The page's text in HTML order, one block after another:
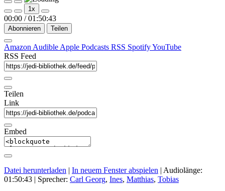
Play
Episode
Pause
Episode
1x
00:00 / 01:50:43
Abonnieren Teilen
Amazon Audible Apple Podcasts RSS SpotifyYouTube
RSS Feed
Teilen
Link
Embed
Datei herunterladen | In neuem Fenster abspielen | Audiolänge:
01:50:43 | Sprecher: Carl Georg, Ines, Matthias, Tobias